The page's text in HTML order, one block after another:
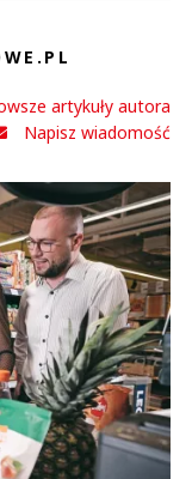
artykuły autora
Napisz wiadomość